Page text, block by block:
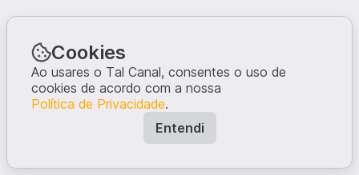
Cookies
Ao usares o Tal Canal, consentes o uso de
cookies de acordo com a nossa
Política de Privacidade.
Entendi